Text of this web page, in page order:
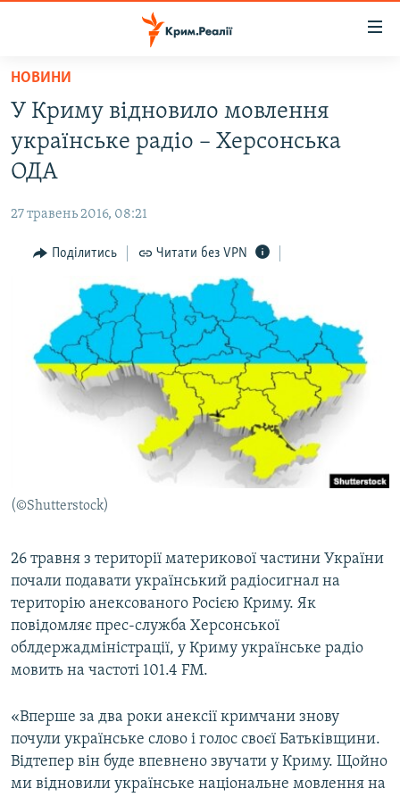
Перейти
основного
матеріалу
Перейти
до
основної
навігації
Перейти
ВОДА.КРИМ
ВІДЕО ТА ФОТО
БЛОГИ
ПОГЛЯД
ІНТЕРВ'Ю
ВСЕ ЗА ДЕНЬ
СПЕЦПРОЕКТИ
ДЕПОРТАЦІЯ
ВІДЕОУРОКИ «ELIFBE»
СВІДЧЕННЯ ОКУПАЦІЇ
УКРАЇНСЬКА ПРОБЛЕМА КРИМУ
ІНФОГРАФІКА
ЯК ОБІЙТИ БЛОКУВАННЯ
ДОЛУЧАЙСЯ!
Усі сайти RFE/RL
НОВИНИ
У Криму відновило мовлення
українське радіо – Херсонська
ОДА
27 травень 2016, 08:21
Поділитись Читати без VPN
(©Shutterstock)
26 травня з території материкової частини України
почали подавати український радіосигнал на
територію анексованого Росією Криму. Як
повідомляє прес-служба Херсонської
облдержадміністрації, у Криму українське радіо
мовить на частоті 101.4 FM.
«Вперше за два роки анексії кримчани знову
почули українське слово і голос своєї Батьківщини.
Відтепер він буде впевнено звучати у Криму. Щойно
ми відновили українське національне мовлення на